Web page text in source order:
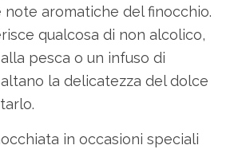
note aromatiche del finocchio.
qualcosa di non alcolico,
pesca o un infuso di
la delicatezza del dolce
in occasioni speciali